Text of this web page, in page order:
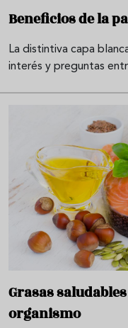
Beneficios de la
La distintiva capa
interés y preguntas
Grasas
organismo